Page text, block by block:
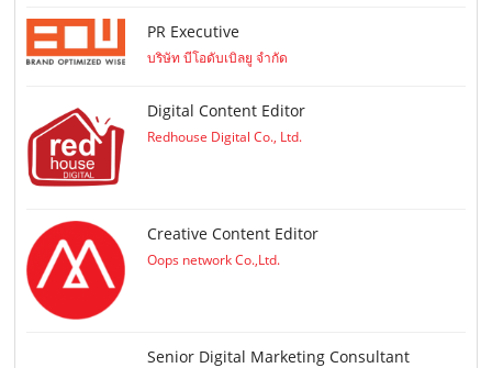
PR Executive
บริษัท บีโอดับเบิลยู จำกัด
Digital Content Editor
Redhouse Digital Co., Ltd.
Creative Content Editor
Oops network Co.,Ltd.
Senior Digital Marketing Consultant